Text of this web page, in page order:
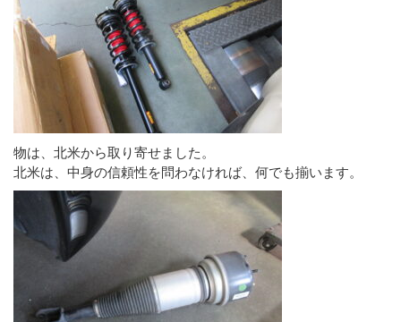
物は、北米から取り寄せました。
北米は、中身の信頼性を問わなければ、何でも揃います。